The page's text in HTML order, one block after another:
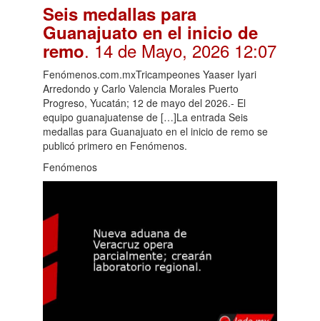
Seis medallas para
Guanajuato en el inicio de
remo. 14 de Mayo, 2026 12:07
Fenómenos.com.mxTricampeones Yaaser Iyari
Arredondo y Carlo Valencia Morales Puerto
Progreso, Yucatán; 12 de mayo del 2026.- El
equipo guanajuatense de […]La entrada Seis
medallas para Guanajuato en el inicio de remo se
publicó primero en Fenómenos.
Fenómenos